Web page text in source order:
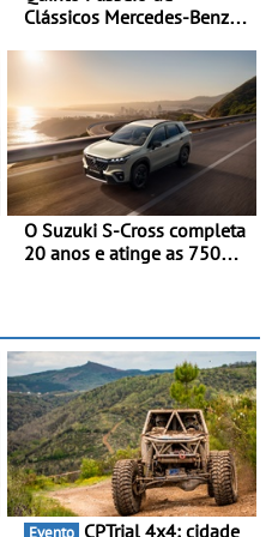
Clássicos Mercedes-Benz
inscrições abertas
O Suzuki S-Cross completa
20 anos e atinge as 750